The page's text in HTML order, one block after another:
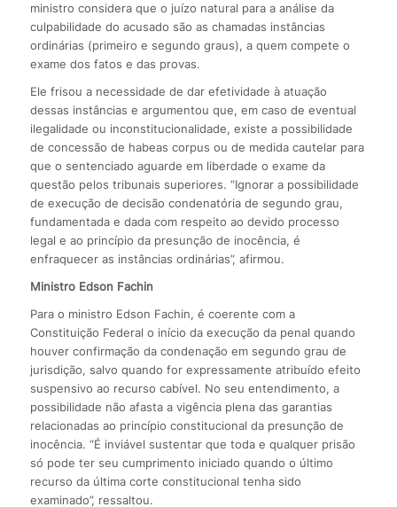
ministro considera que o juízo natural para a análise da
culpabilidade do acusado são as chamadas instâncias
ordinárias (primeiro e segundo graus), a quem compete o
exame dos fatos e das provas.
Ele frisou a necessidade de dar efetividade à atuação
dessas instâncias e argumentou que, em caso de eventual
ilegalidade ou inconstitucionalidade, existe a possibilidade
de concessão de habeas corpus ou de medida cautelar para
que o sentenciado aguarde em liberdade o exame da
questão pelos tribunais superiores. “Ignorar a possibilidade
de execução de decisão condenatória de segundo grau,
fundamentada e dada com respeito ao devido processo
legal e ao princípio da presunção de inocência, é
enfraquecer as instâncias ordinárias”, afirmou.
Ministro Edson Fachin
Para o ministro Edson Fachin, é coerente com a
Constituição Federal o início da execução da penal quando
houver confirmação da condenação em segundo grau de
jurisdição, salvo quando for expressamente atribuído efeito
suspensivo ao recurso cabível. No seu entendimento, a
possibilidade não afasta a vigência plena das garantias
relacionadas ao princípio constitucional da presunção de
inocência. “É inviável sustentar que toda e qualquer prisão
só pode ter seu cumprimento iniciado quando o último
recurso da última corte constitucional tenha sido
examinado”, ressaltou.